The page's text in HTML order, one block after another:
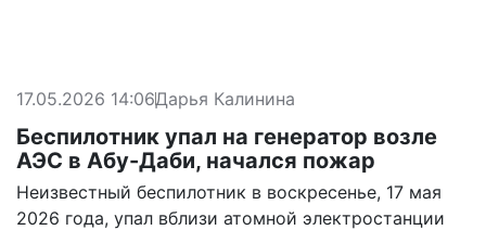
17.05.2026 14:06Дарья Калинина
Беспилотник упал на генератор возле
АЭС в Абу-Даби, начался пожар
Неизвестный беспилотник в воскресенье, 17 мая
2026 года, упал вблизи атомной электростанции